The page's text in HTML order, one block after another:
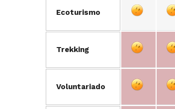
Ecoturismo
Trekking
Voluntariado